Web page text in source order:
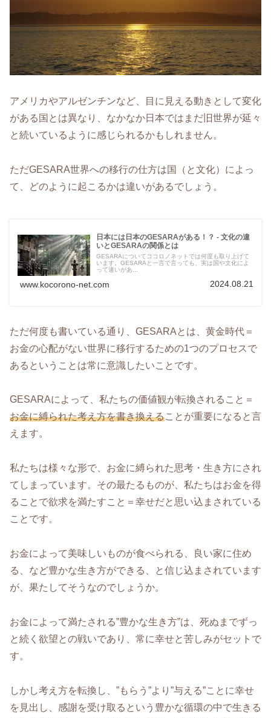
アメリカやアルゼンチンなど、目に見える動きとして変化
がある国とは異なり、なかなか日本ではまだ旧世界が延々
と続いているように感じられるかもしれません。
ただGESARA世界への移行の仕方は国（と文化）によっ
て、どのように起こるかは違いがあるでしょう。
日本には日本のGESARAがある！？ - 文化の違
いとGESARAの関係とは
GESARAについてココロノネットでは何度も取り上げて
います。GESARAと一言で言っても、実は国や文化によ
って違いがあ...
www.kocorono-net.com 2024.08.21
ただ何度も書いている通り、GESARAとは、黄金時代＝
お金の心配がない世界に移行するための1つのプロセスで
あるということは常に意識したいことです。
GESARAによって、私たちの価値観が転換されること＝
お金に縛られた考え方を書き換えることが重要になると言
えます。
私たちは様々な形で、お金に縛られた思考・生き方にされ
てしまっています。その最たるものが、私たちはお金を得
ることで欲求を満たすこと＝幸せだと思い込まされている
ことです。
お金によって美味しいものが食べられる、良い家に住め
る、など豊かな生き方ができる、と信じ込まされています
が、果たしてそうなのでしょうか。
お金によって満たされる”豊かな生き方”は、死ぬまでずっ
と続く欲望との戦いであり、常に幸せと苦しみがセットで
す。
しかし考え方を転換し、”もらう”より”与える”ことに幸せ
を見出し、感謝を受け取るという豊かな循環の中で生きる